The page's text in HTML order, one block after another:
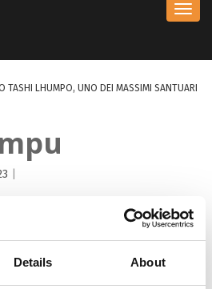
Details About
TASHI LHUMPO, UNO DEI MASSIMI SANTUARI